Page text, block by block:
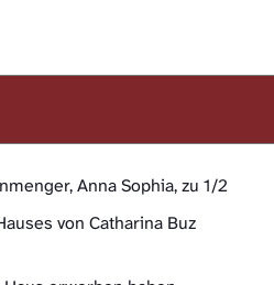
Anna Sophia, zu 1/2
von Catharina Buz